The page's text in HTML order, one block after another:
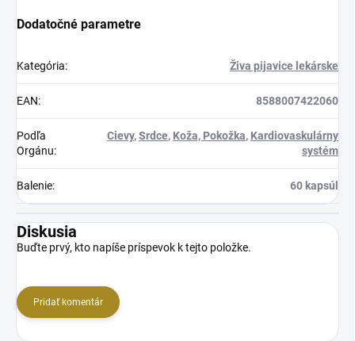
Dodatočné parametre
Kategória: Živa pijavice lekárske
EAN: 8588007422060
Podľa
Orgánu:
Cievy,Srdce, Koža, Pokožka, Kardiovaskulárny
systém
Balenie: 60 kapsúl
Diskusia
Buďte prvý, kto napíše príspevok k tejto položke.
Pridať komentár